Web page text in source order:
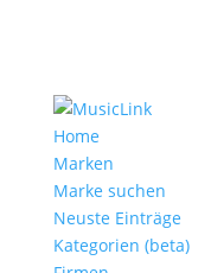
Home
Marken
Marke suchen
Neuste Einträge
Kategorien (beta)